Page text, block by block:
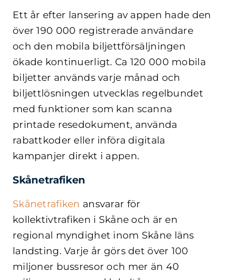
Ett år efter lansering av appen hade den
över 190 000 registrerade användare
och den mobila biljettförsäljningen
ökade kontinuerligt. Ca 120 000 mobila
biljetter används varje månad och
biljettlösningen utvecklas regelbundet
med funktioner som kan scanna
printade resedokument, använda
rabattkoder eller införa digitala
kampanjer direkt i appen.
Skånetrafiken
Skånetrafiken ansvarar för
kollektivtrafiken i Skåne och är en
regional myndighet inom Skåne läns
landsting. Varje år görs det över 100
miljoner bussresor och mer än 40